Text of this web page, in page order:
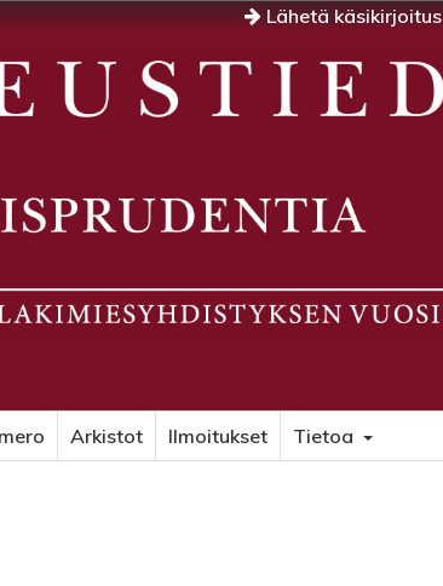
Lähetä käsikirjoitus
Arkistot Ilmoitukset Tietoa